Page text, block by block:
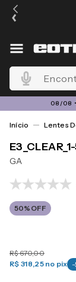
Encontre o
08/08
Lentes
GA
50% OFF
R$670,00
R$ 318,25 no pix -